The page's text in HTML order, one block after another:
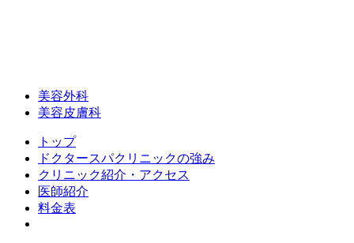
美容外科
美容皮膚科
トップ
ドクタースパクリニックの強み
クリニック紹介・アクセス
医師紹介
料金表